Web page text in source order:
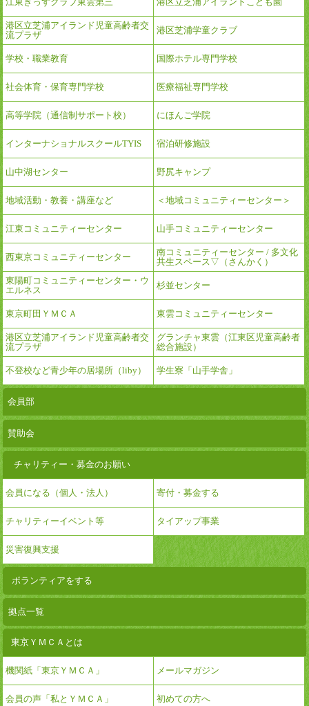
港区立芝浦アイランド児童高齢者交
流プラザ
港区芝浦学童クラブ
学校・職業教育 国際ホテル専門学校
社会体育・保育専門学校 医療福祉専門学校
高等学院（通信制サポート校） にほんご学院
インターナショナルスクールTYIS 宿泊研修施設
山中湖センター 野尻キャンプ
地域活動・教養・講座など ＜地域コミュニティーセンター＞
江東コミュニティーセンター 山手コミュニティーセンター
西東京コミュニティーセンター
南コミュニティーセンター / 多文化
共生スペース▽（さんかく）
東陽町コミュニティーセンター・ウ
エルネス
杉並センター
東京町田ＹＭＣＡ 東雲コミュニティーセンター
港区立芝浦アイランド児童高齢者交
流プラザ
グランチャ東雲（江東区児童高齢者
総合施設）
不登校など青少年の居場所（liby） 学生寮「山手学舎」
会員部
賛助会
チャリティー・募金のお願い
会員になる（個人・法人） 寄付・募金する
チャリティーイベント等 タイアップ事業
災害復興支援
ボランティアをする
拠点一覧
東京ＹＭＣＡとは
機関紙「東京ＹＭＣＡ」 メールマガジン
会員の声「私とＹＭＣＡ」 初めての方へ